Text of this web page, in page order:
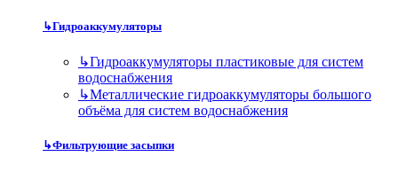
↳Гидроаккумуляторы
↳Гидроаккумуляторы пластиковые для систем
водоснабжения
↳Металлические гидроаккумуляторы большого
объёма для систем водоснабжения
↳Фильтрующие засыпки